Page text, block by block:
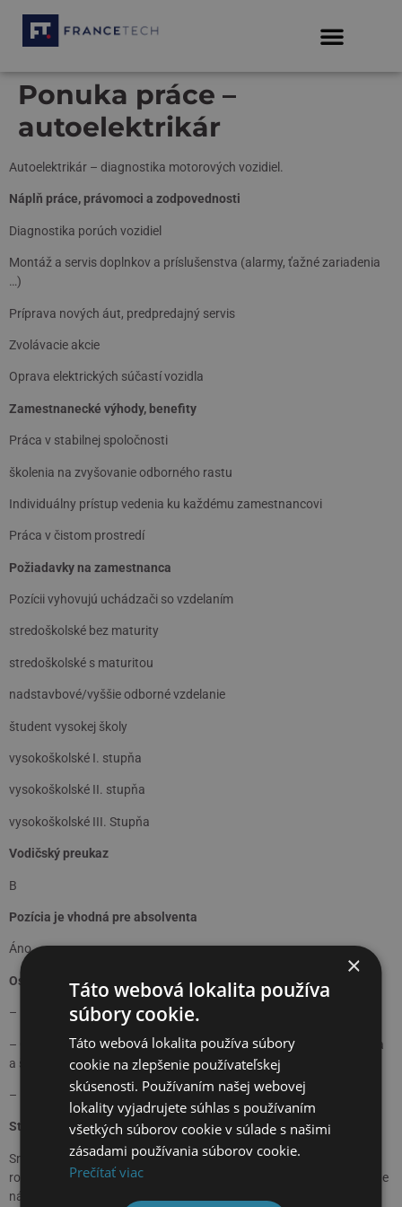
Ponuka práce –
autoelektrikár
Autoelektrikár – diagnostika motorových vozidiel.
Náplň práce, právomoci a zodpovednosti
Diagnostika porúch vozidiel
Montáž a servis doplnkov a príslušenstva (alarmy, ťažné zariadenia
…)
Príprava nových áut, predpredajný servis
Zvolávacie akcie
Oprava elektrických súčastí vozidla
Zamestnanecké výhody, benefity
Práca v stabilnej spoločnosti
školenia na zvyšovanie odborného rastu
Individuálny prístup vedenia ku každému zamestnancovi
Práca v čistom prostredí
Požiadavky na zamestnanca
Pozícii vyhovujú uchádzači so vzdelaním
stredoškolské bez maturity
stredoškolské s maturitou
nadstavbové/vyššie odborné vzdelanie
študent vysokej školy
vysokoškolské I. stupňa
vysokoškolské II. stupňa
vysokoškolské III. Stupňa
Vodičský preukaz
B
Pozícia je vhodná pre absolventa
Áno
Osobnostné predpoklady a zručnosti
– Požadujeme aktívny prístup k práci, spoľahlivosť a zodpovednosť
– Ochota prijímania nových informácií prostredníctvom vzdelávania
a školení
– Dodržiavanie stanovených pracovných postupov a štandardov
Stručná charakteristika spoločnosti
Sme autorizovaný predajca a opravár vozidiel Peugeot. Viac ako 20
rokov na trhu okrem vozidiel predávame a distribuujeme aj originálne
náhradné diely a príslušenstvo. Dnes máme pobočky v Bratislave,
×
Táto webová lokalita používa
súbory cookie.
Táto webová lokalita používa súbory
cookie na zlepšenie používateľskej
skúsenosti. Používaním našej webovej
lokality vyjadrujete súhlas s používaním
všetkých súborov cookie v súlade s našimi
zásadami používania súborov cookie.
Prečítať viac